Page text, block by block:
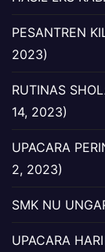
PESANTREN
2023)
RUTINAS
14, 2023)
UPACARA
2, 2023)
SMK NU
UPACARA